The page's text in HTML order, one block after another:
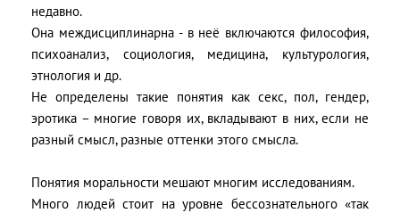
недавно.
Она междисциплинарна - в неё включаются философия,
психоанализ, социология, медицина, культурология,
этнология и др.
Не определены такие понятия как секс, пол, гендер,
эротика – многие говоря их, вкладывают в них, если не
разный смысл, разные оттенки этого смысла.
Понятия моральности мешают многим исследованиям.
Много людей стоит на уровне бессознательного «так